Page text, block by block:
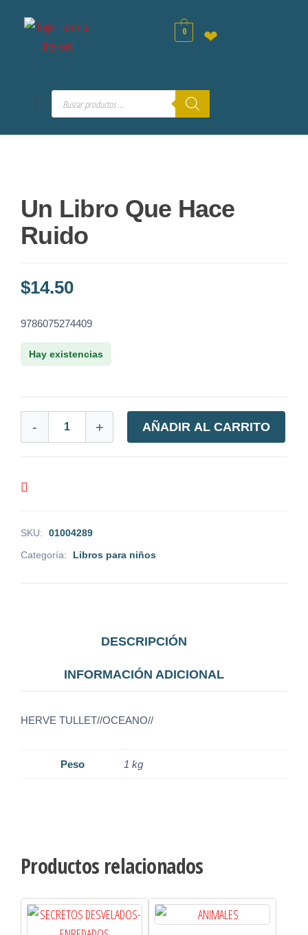
0 ❤
Un Libro Que Hace
Ruido
$14.50
9786075274409
Hay existencias
- + AÑADIR AL CARRITO
SKU:
01004289
Categoría:
Libros para niños
DESCRIPCIÓN
INFORMACIÓN ADICIONAL
HERVE TULLET//OCEANO//
Peso 1 kg
Productos relacionados